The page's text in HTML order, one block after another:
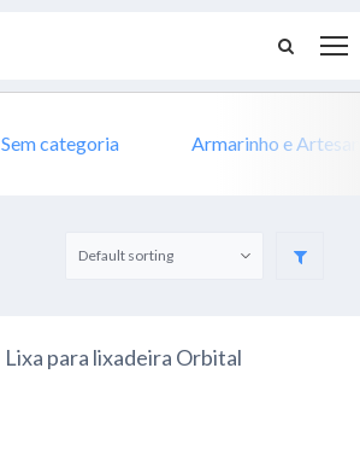
Sem categoria Armarinho e
Lixa para lixadeira Orbital